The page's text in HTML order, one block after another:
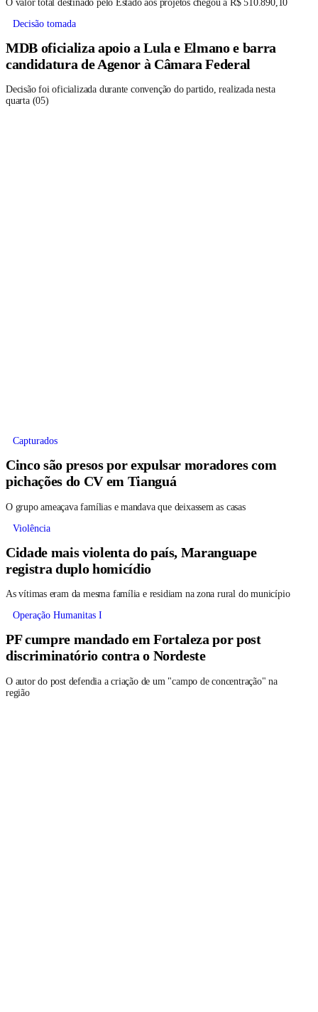
Decisão tomada
MDB oficializa apoio a Lula e Elmano e barra
candidatura de Agenor à Câmara Federal
Decisão foi oficializada durante convenção do partido, realizada nesta
quarta (05)
Capturados
Cinco são presos por expulsar moradores com
pichações do CV em Tianguá
O grupo ameaçava famílias e mandava que deixassem as casas
Violência
Cidade mais violenta do país, Maranguape
registra duplo homicídio
As vítimas eram da mesma família e residiam na zona rural do município
Operação Humanitas I
PF cumpre mandado em Fortaleza por post
discriminatório contra o Nordeste
O autor do post defendia a criação de um "campo de concentração" na
região